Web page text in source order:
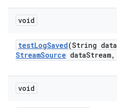
void
testLogSaved(String data
StreamSource dataStream,
void